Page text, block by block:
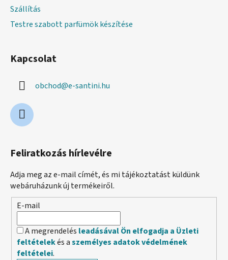
Szállítás
Testre szabott parfümök készítése
Kapcsolat
obchod@e-santini.hu
Feliratkozás hírlevélre
Adja meg az e-mail címét, és mi tájékoztatást küldünk
webáruházunk új termékeiről.
E-mail
A megrendelés leadásával Ön elfogadja a Üzleti
feltételekés aszemélyes adatok védelmének
feltételei.